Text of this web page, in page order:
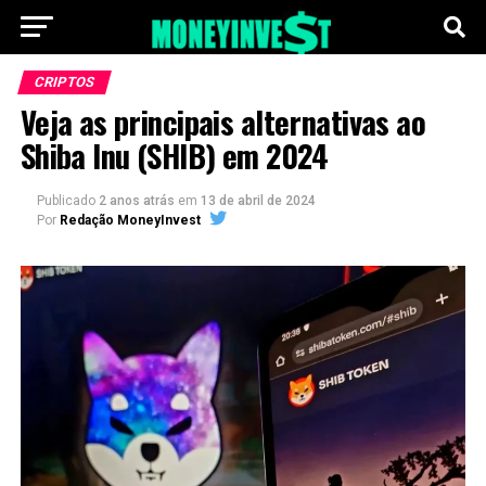
CRIPTOS
Veja as principais alternativas ao
Shiba Inu (SHIB) em 2024
Publicado 2 anos atrás em 13 de abril de 2024
Por Redação MoneyInvest